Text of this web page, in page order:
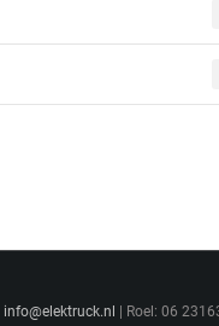
info@elektruck.nl | Roel: 06